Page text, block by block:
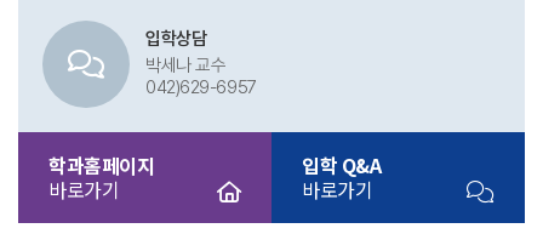
입학상담
박세나 교수
042)629-6957
학과홈페이지
바로가기
입학 Q&A
바로가기